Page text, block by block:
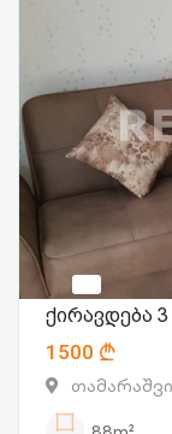
ქირავდება 3
1500